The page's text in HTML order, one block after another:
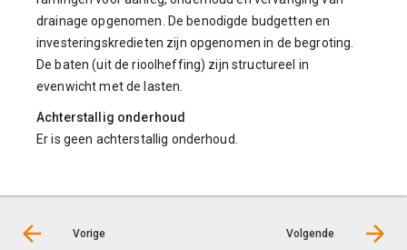
drainage opgenomen. De benodigde budgetten en
investeringskredieten zijn opgenomen in de begroting.
De baten (uit de rioolheffing) zijn structureel in
evenwicht met de lasten.
Achterstallig onderhoud
Er is geen achterstallig onderhoud.
Vorige Volgende